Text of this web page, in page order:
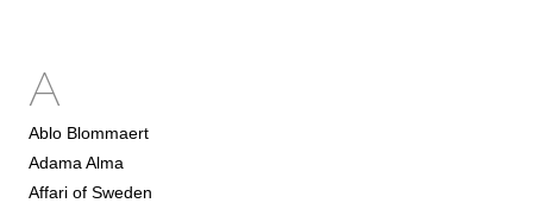
A
Ablo Blommaert
Adama Alma
Affari of Sweden